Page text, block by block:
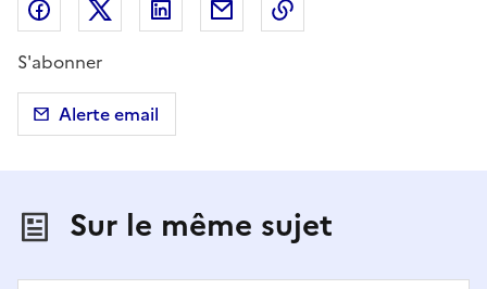
Partager sur Facebook
Partager sur X (anciennement Twitter)
Partager sur LinkedIn
Partager par email
S'abonner
Alerte email
Sur le même sujet